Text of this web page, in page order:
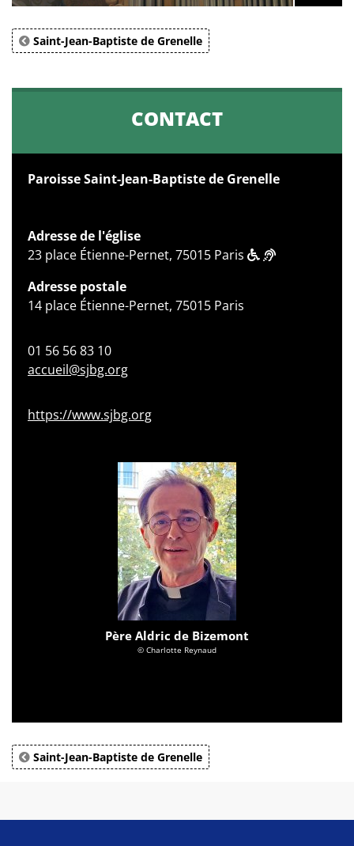
Saint-Jean-Baptiste de Grenelle
CONTACT
Paroisse Saint-Jean-Baptiste de Grenelle
Adresse de l'église
23 place Étienne-Pernet, 75015 Paris
Adresse postale
14 place Étienne-Pernet, 75015 Paris
01 56 56 83 10
accueil@sjbg.org
https://www.sjbg.org
Père Aldric de Bizemont
© Charlotte Reynaud
Saint-Jean-Baptiste de Grenelle